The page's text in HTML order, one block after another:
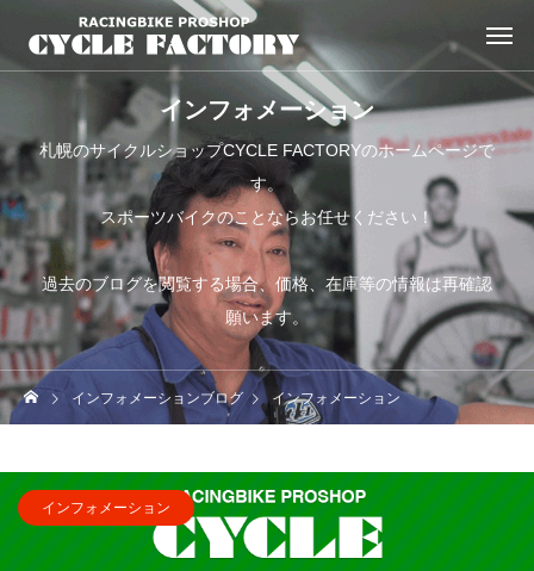
インフォメーション
札幌のサイクルショップCYCLE FACTORYのホームページで
す。
スポーツバイクのことならお任せください！
過去のブログを閲覧する場合、価格、在庫等の情報は再確認
願います。
インフォメーションブログ インフォメーション
インフォメーション